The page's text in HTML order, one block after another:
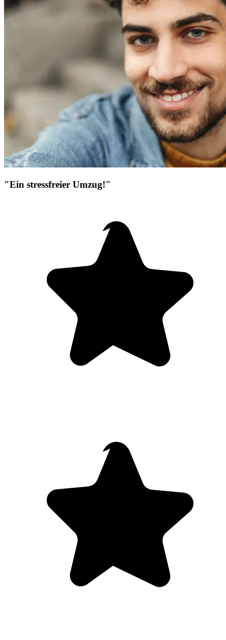
"Ein stressfreier Umzug!"